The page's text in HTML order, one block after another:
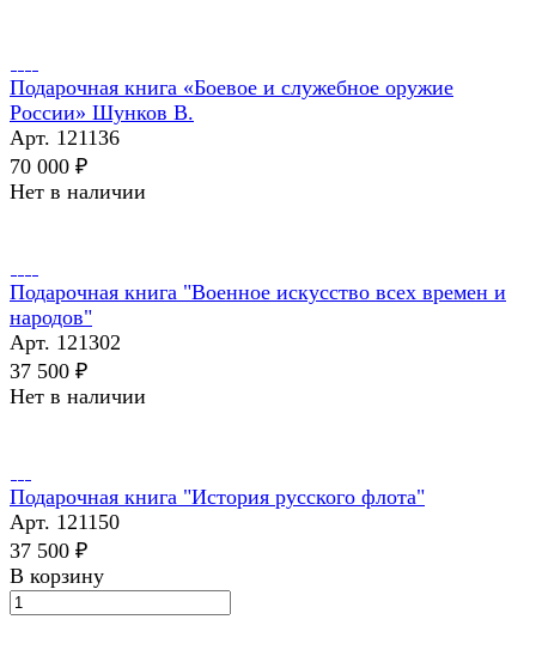
Подарочная книга «Боевое и служебное оружие
России» Шунков В.
Арт. 121136
70 000 ₽
Нет в наличии
Подарочная книга "Военное искусство всех времен и
народов"
Арт. 121302
37 500 ₽
Нет в наличии
Подарочная книга "История русского флота"
Арт. 121150
37 500 ₽
В корзину